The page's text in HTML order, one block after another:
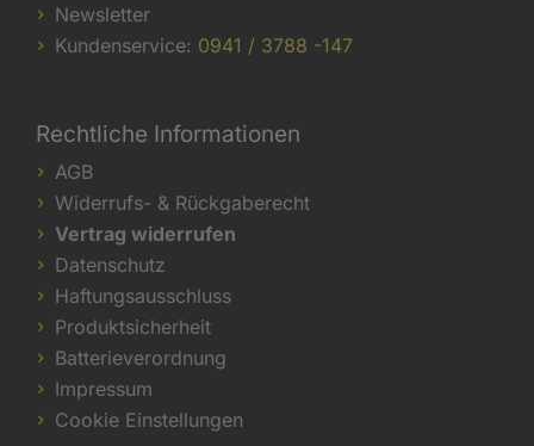
Newsletter
Kundenservice: 0941 / 3788 -147
Rechtliche Informationen
AGB
Widerrufs- & Rückgaberecht
Vertrag widerrufen
Datenschutz
Haftungsausschluss
Produktsicherheit
Batterieverordnung
Impressum
Cookie Einstellungen